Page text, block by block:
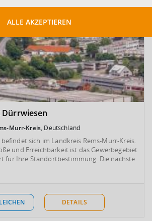
Murr-Kreis, Deutschland
sich im Landkreis Rems-Murr-Kreis.
und Erreichbarkeit ist das Gewerbegebiet
für Ihre Standortbestimmung. Die nächste
DETAILS
ALLE AKZEPTIEREN